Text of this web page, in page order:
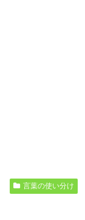
言葉の使い分け